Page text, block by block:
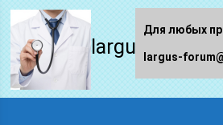
largus-
Для любых
largus-